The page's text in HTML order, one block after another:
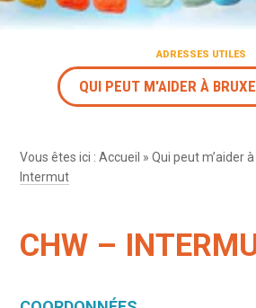
ADRESSES UTILES
QUI PEUT M'AIDER À
Vous êtes ici :Accueil »Qui peut m’aider
Intermut
CHW –